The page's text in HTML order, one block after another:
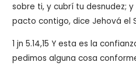
sobre ti, y cubrí tu desnudez;
pacto contigo, dice Jehová el
1 jn 5.14,15Y esta es la
pedimos alguna cosa